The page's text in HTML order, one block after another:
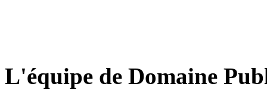
L'équipe de Domaine